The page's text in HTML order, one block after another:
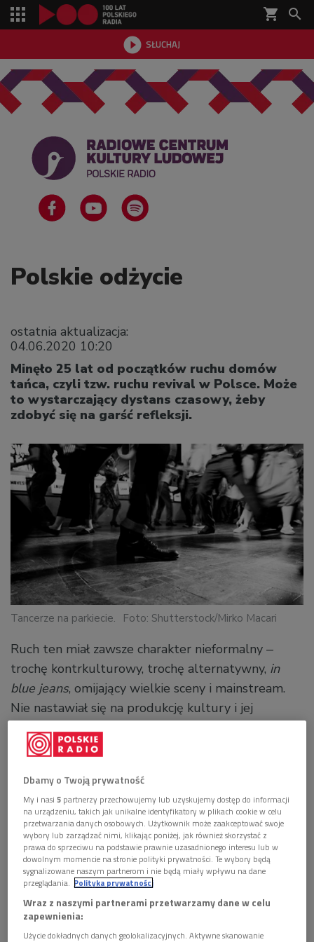
shopping_cart 
 SŁUCHAJ

Polskie odżycie
ostatnia aktualizacja:
04.06.2020 10:20
Minęło 25 lat od początków ruchu domów
tańca, czyli tzw. ruchu revival w Polsce. Może
to wystarczający dystans czasowy, żeby
zdobyć się na garść refleksji.
Tancerze na parkiecie. Foto: Shutterstock/Mirko Macari
Ruch ten miał zawsze charakter nieformalny ‒
trochę kontrkulturowy, trochę alternatywny, in
blue jeans, omijający wielkie sceny i mainstream.
Nie nastawiał się na produkcję kultury i jej
konsumpcję, a na uczestnictwo. Był procesem
kulturowym, uprawianiem "kultury czynnej", żeby
Grotowskiego w latach 70. Taki jest jego rodowód
i wciąż stanowi to istotny element jego
tożsamości. Myślę, że to jest duża wartość i gdyby
nie ona, przekształciłby się prędzej czy później, czy
ja wiem, w kolejny miastowy zespół pieśni i tańca
na przykład? Chociaż sądzę, że prędzej rozpadłby
się na jakieś indywidualne, rozproszone działania.
Jesteśmy karłami na ramionach olbrzymów. W ten
Dbamy o Twoją prywatność
My i nasi5 partnerzy przechowujemy lub uzyskujemy dostęp do informacji
na urządzeniu, takich jak unikalne identyfikatory w plikach cookie w celu
przetwarzania danych osobowych. Użytkownik może zaakceptować swoje
wybory lub zarządzać nimi, klikając poniżej, jak również skorzystać z
prawa do sprzeciwu na podstawie prawnie uzasadnionego interesu lub w
dowolnym momencie na stronie polityki prywatności. Te wybory będą
sygnalizowane naszym partnerom i nie będą miały wpływu na dane
przeglądania. Polityka prywatności
Wraz z naszymi partnerami przetwarzamy dane w celu
zapewnienia:
Użycie dokładnych danych geolokalizacyjnych. Aktywne skanowanie